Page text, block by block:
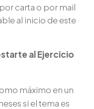
carta o por mail
al inicio de este
al Ejercicio
máximo en un
si el tema es